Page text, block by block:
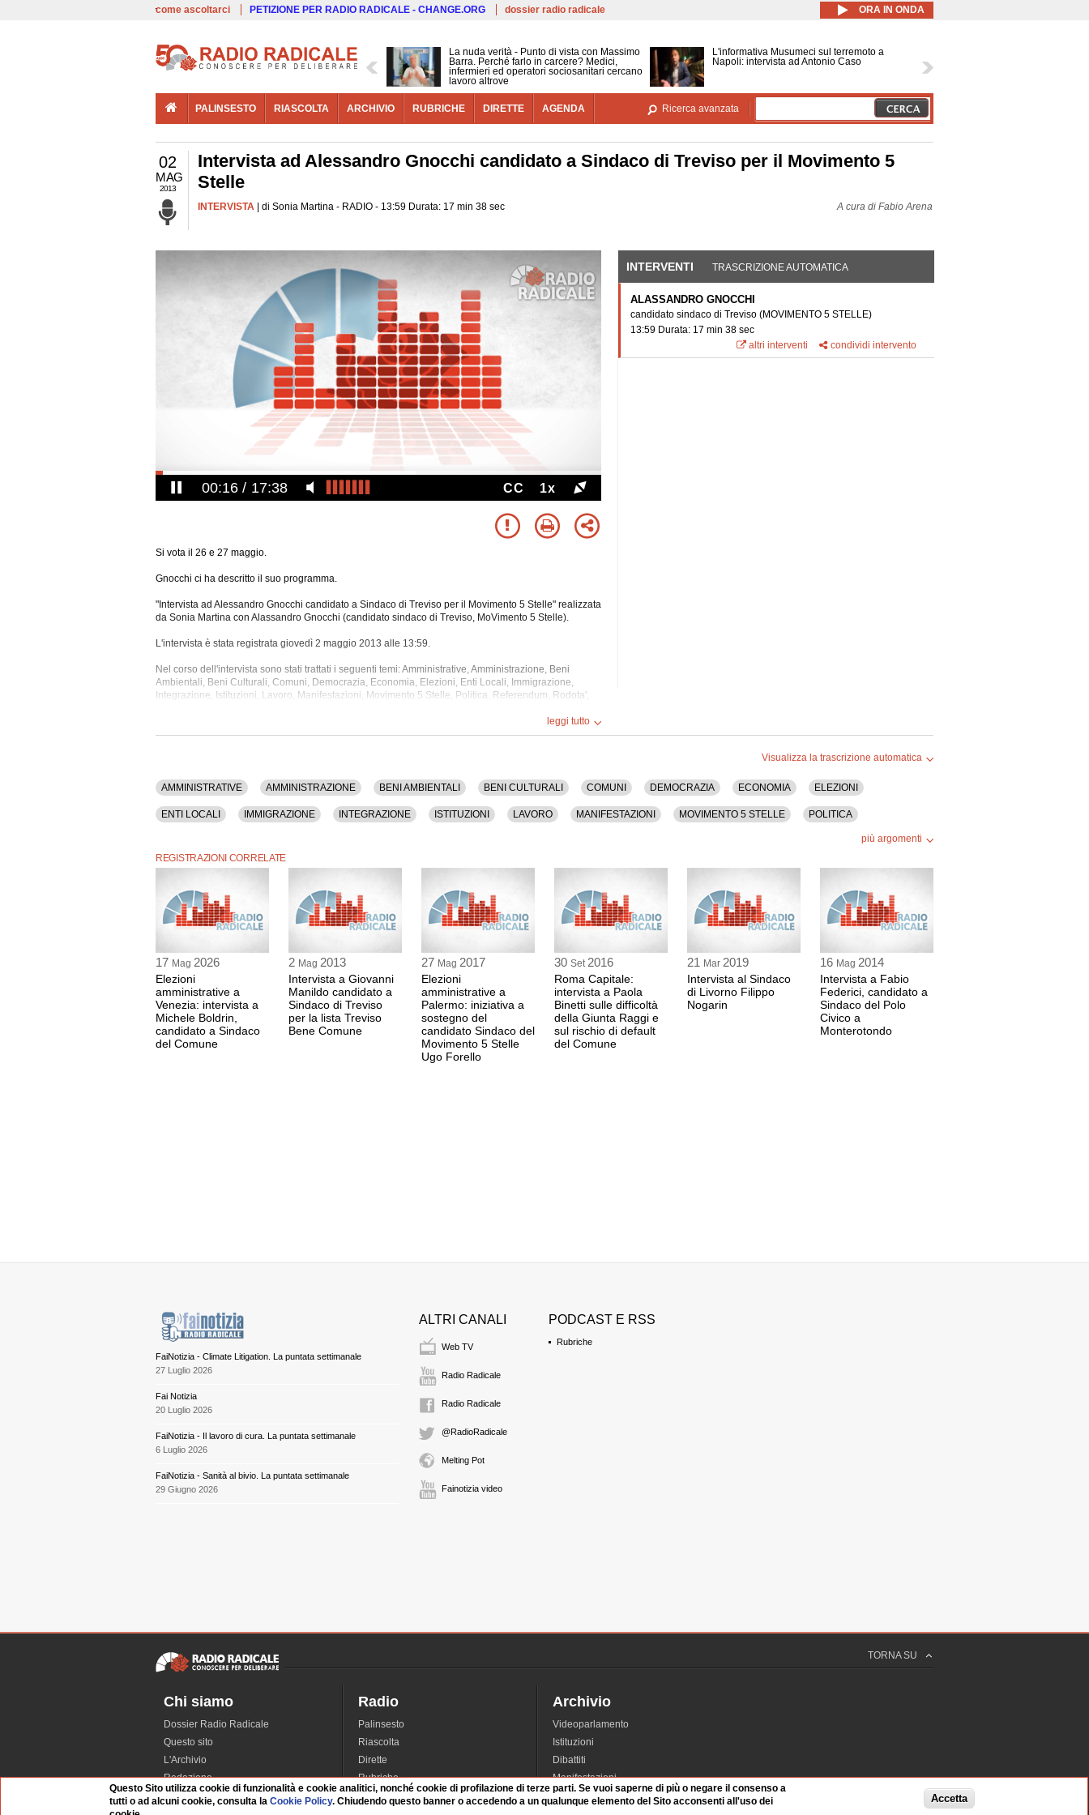
Salta al contenuto principale
come ascoltarci PETIZIONE PER RADIO RADICALE - CHANGE.ORG dossier radio radicale ORA IN ONDA
La nuda verità - Punto di vista con Massimo
Barra. Perché farlo in carcere? Medici,
infermieri ed operatori sociosanitari cercano
lavoro altrove
L'informativa Musumeci sul terremoto a
Napoli: intervista ad Antonio Caso
PALINSESTO RIASCOLTA ARCHIVIO RUBRICHE DIRETTE AGENDA Ricerca avanzata
02
MAG
2013
Intervista ad Alessandro Gnocchi candidato a Sindaco di Treviso per il Movimento 5
Stelle
INTERVISTA | di Sonia Martina - RADIO - 13:59 Durata: 17 min 38 sec A cura di Fabio Arena
00:17 17:38 CC 1x
Si vota il 26 e 27 maggio.
Gnocchi ci ha descritto il suo programma.
"Intervista ad Alessandro Gnocchi candidato a Sindaco di Treviso per il Movimento 5 Stelle" realizzata
da Sonia Martina con Alassandro Gnocchi (candidato sindaco di Treviso, MoVimento 5 Stelle).
L'intervista è stata registrata giovedì 2 maggio 2013 alle 13:59.
Nel corso dell'intervista sono stati trattati i seguenti temi: Amministrative, Amministrazione, Beni
Ambientali, Beni Culturali, Comuni, Democrazia, Economia, Elezioni, Enti Locali, Immigrazione,
Integrazione, Istituzioni, Lavoro, Manifestazioni, Movimento 5 Stelle, Politica, Referendum, Rodota',
La registrazione audio ha una durata di 17 minuti.
leggi tutto
INTERVENTI (SCHEDA ATTIVA)
TRASCRIZIONE AUTOMATICA
ALASSANDRO GNOCCHI
candidato sindaco di Treviso (MOVIMENTO 5 STELLE)
13:59 Durata: 17 min 38 sec
altri interventi
condividi intervento
Visualizza la trascrizione automatica
AMMINISTRATIVE AMMINISTRAZIONE BENI AMBIENTALI BENI CULTURALI COMUNI DEMOCRAZIA ECONOMIA ELEZIONI
ENTI LOCALI IMMIGRAZIONE INTEGRAZIONE ISTITUZIONI LAVORO MANIFESTAZIONI MOVIMENTO 5 STELLE POLITICA
più argomenti
REGISTRAZIONI CORRELATE
17 Mag 2026
Elezioni
amministrative a
Venezia: intervista a
Michele Boldrin,
candidato a Sindaco
del Comune
2 Mag 2013
Intervista a Giovanni
Manildo candidato a
Sindaco di Treviso
per la lista Treviso
Bene Comune
27 Mag 2017
Elezioni
amministrative a
Palermo: iniziativa a
sostegno del
candidato Sindaco del
Movimento 5 Stelle
Ugo Forello
30 Set 2016
Roma Capitale:
intervista a Paola
Binetti sulle difficoltà
della Giunta Raggi e
sul rischio di default
del Comune
21 Mar 2019
Intervista al Sindaco
di Livorno Filippo
Nogarin
16 Mag 2014
Intervista a Fabio
Federici, candidato a
Sindaco del Polo
Civico a
Monterotondo
FaiNotizia - Climate Litigation. La puntata settimanale
27 Luglio 2026
Fai Notizia
20 Luglio 2026
FaiNotizia - Il lavoro di cura. La puntata settimanale
6 Luglio 2026
FaiNotizia - Sanità al bivio. La puntata settimanale
29 Giugno 2026
ALTRI CANALI
Web TV
Radio Radicale
Radio Radicale
@RadioRadicale
Melting Pot
Fainotizia video
PODCAST E RSS
Rubriche
TORNA SU
Chi siamo
Dossier Radio Radicale
Questo sito
L'Archivio
Redazione
La musica da Requiem
Radio
Palinsesto
Riascolta
Dirette
Rubriche
Interviste
Archivio
Videoparlamento
Istituzioni
Dibattiti
Manifestazioni
Radicali
Questo Sito utilizza cookie di funzionalità e cookie analitici, nonché cookie di profilazione di terze parti. Se vuoi saperne di più o negare il consenso a
tutti o ad alcuni cookie, consulta laCookie Policy. Chiudendo questo banner o accedendo a un qualunque elemento del Sito acconsenti all'uso dei
Accetta